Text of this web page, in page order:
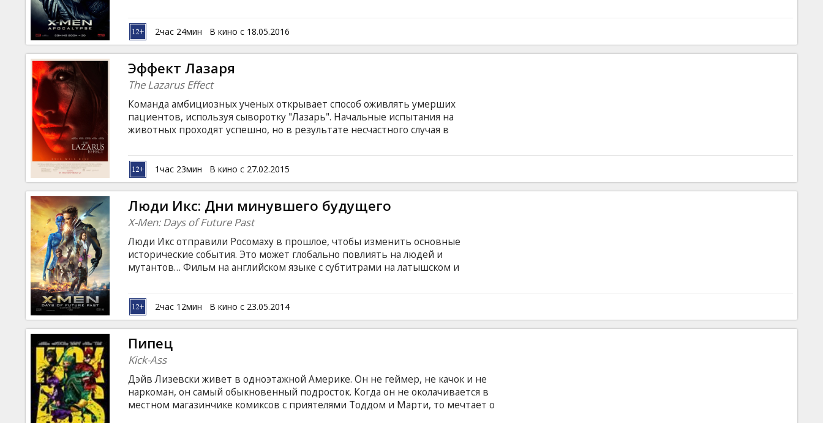
бессмертным монстром, Людям Икс предстоит узнать больше о
происхождении своего вида. Но Апокалипсис неимоверно силен и
вероятность победы все уменьшается, ведь он твердо убежден, что только
сильнейшие имеют право на выживание… Фильм на английском языке с
субтитрами на латышском и русском языках.
2час 24мин В кино с 18.05.2016
Эффект Лазаря
The Lazarus Effect
Команда амбициозных ученых открывает способ оживлять умерших
пациентов, используя сыворотку "Лазарь". Начальные испытания на
животных проходят успешно, но в результате несчастного случая в
отчаянии решают оживить ее. Оживление венчается успехом... но
воскрешенная Зои неожиданно обретает сверхъестественные способности,
заставляющие команду думать, что, оживив Зои, они открыли в наш мир
дорогу злобным потусторонним существам. Фильм на английском языке с
субтитрами на латышском и русском языках.
1час 23мин В кино с 27.02.2015
Люди Икс: Дни минувшего будущего
X-Men: Days of Future Past
Люди Икс отправили Росомаху в прошлое, чтобы изменить основные
исторические события. Это может глобально повлиять на людей и
мутантов… Фильм на английском языке с субтитрами на латышском и
2час 12мин В кино с 23.05.2014
Пипец
Kick-Ass
Дэйв Лизевски живет в одноэтажной Америке. Он не геймер, не качок и не
наркоман, он самый обыкновенный подросток. Когда он не околачивается в
местном магазинчике комиксов с приятелями Тоддом и Марти, то мечтает о